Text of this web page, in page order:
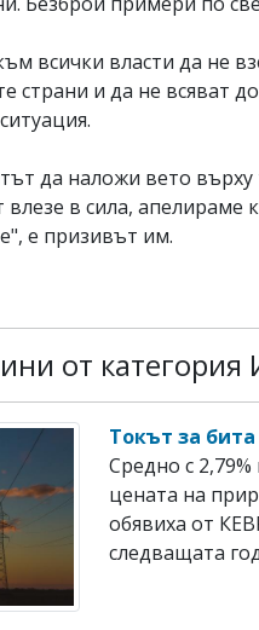
всички власти да не
страни и да не всяват
да наложи вето върху
влезе в сила,
е призивът им.
от категория
Токът за
Средно с
цената на
обявиха от
следващата